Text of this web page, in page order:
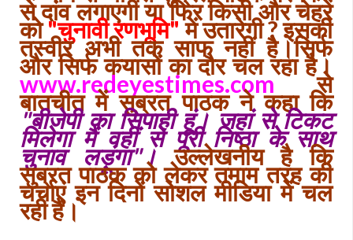
से दांव लगाएगी या फिर किसी और चेहरे
को"चुनावी रणभूमि"में उतारेगी ? इसकी
तस्वीर अभी तक साफ नहीं है।सिर्फ
और सिर्फ कयासों का दौर चल रहा है।
www.redeyestimes.com से
बातचीत में सुब्रत पाठक ने कहा कि
"बीजेपी का सिपाही हूं। जहां से टिकट
मिलेगा मैं वहीं से पूरी निष्ठा के साथ
चुनाव लड़ूंगा"। उल्लेखनीय है कि
सुब्रत पाठक को लेकर तमाम तरह की
चर्चाएं इन दिनों सोशल मीडिया में चल
रही हैं।